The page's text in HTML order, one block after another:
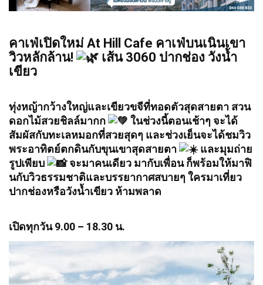
คาเฟ่เปิดใหม่ At Hill Cafe คาเฟ่บนเนินเขา
วิวหลักล้าน!
เส้น 3060 ปากช่อง วังน้ำ
เขียว
ทุ่งหญ้ากว้างใหญ่และเขียวขจีที่ทอดตัวสุดสายตา สวน
ดอกไม้สวยชิลล์มากก
ในช่วงนี้ตอนเช้าๆ จะได้
สัมผัสกับทะเลหมอกที่สวยสุดๆ และช่วงเย็นจะได้ชมวิว
พระอาทิตย์ตกดินกับขุนเขาสุดสายตา
และมุมถ่าย
รูปเพียบ
จะมาคนเดียว มากับเพื่อน ก็พร้อมให้มาฟิ
นกับวิวธรรมชาติและบรรยากาศสบายๆ ใครมาเที่ยว
ปากช่องหรือวังน้ำเขียว ห้ามพลาด
เปิดทุกวัน 9.00 – 18.30 น.